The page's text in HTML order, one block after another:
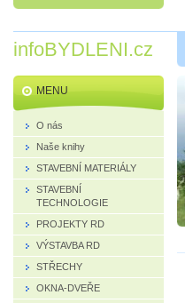
infoBYDLENI.cz
MENU
O nás
Naše knihy
STAVEBNÍ MATERIÁLY
STAVEBNÍ
TECHNOLOGIE
PROJEKTY RD
VÝSTAVBA RD
STŘECHY
OKNA-DVEŘE